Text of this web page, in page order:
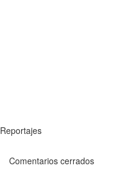
Reportajes
Comentarios cerrados